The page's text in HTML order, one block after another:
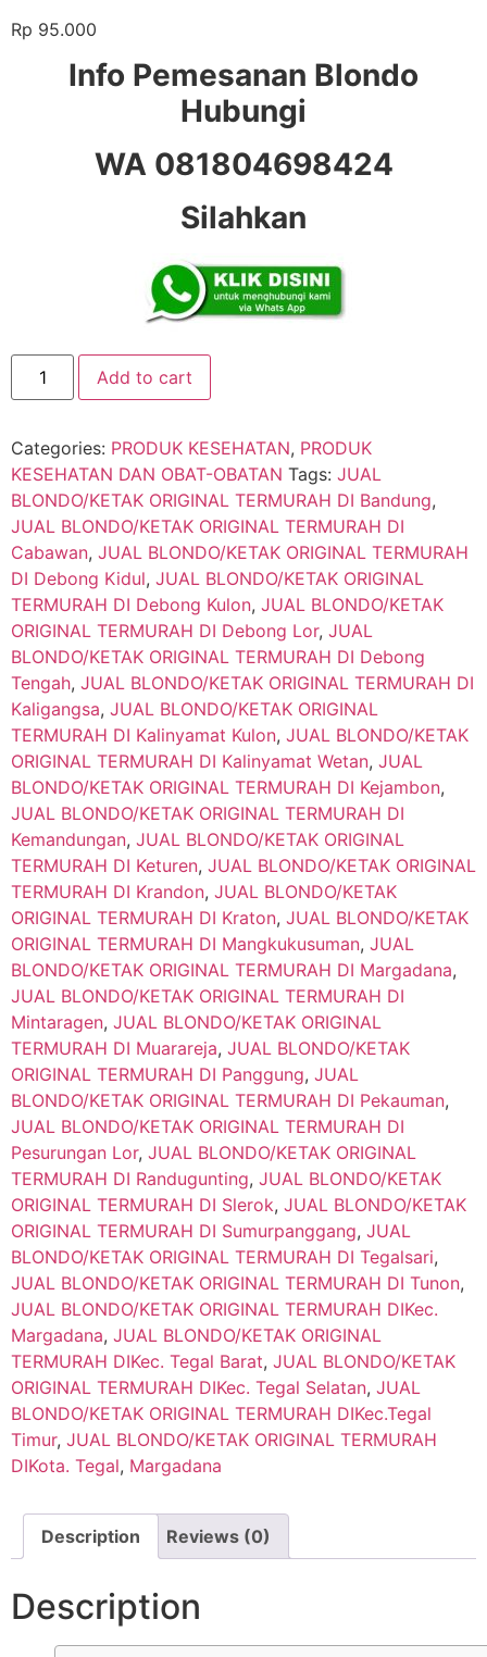
Rp 95.000
Info Pemesanan Blondo
Hubungi
WA 081804698424
Silahkan
Add to cart
Categories: PRODUK KESEHATAN, PRODUK
KESEHATAN DAN OBAT-OBATAN Tags: JUAL
BLONDO/KETAK ORIGINAL TERMURAH DI Bandung,
JUAL BLONDO/KETAK ORIGINAL TERMURAH DI
Cabawan, JUAL BLONDO/KETAK ORIGINAL TERMURAH
DI Debong Kidul, JUAL BLONDO/KETAK ORIGINAL
TERMURAH DI Debong Kulon, JUAL BLONDO/KETAK
ORIGINAL TERMURAH DI Debong Lor, JUAL
BLONDO/KETAK ORIGINAL TERMURAH DI Debong
Tengah, JUAL BLONDO/KETAK ORIGINAL TERMURAH DI
Kaligangsa, JUAL BLONDO/KETAK ORIGINAL
TERMURAH DI Kalinyamat Kulon, JUAL BLONDO/KETAK
ORIGINAL TERMURAH DI Kalinyamat Wetan, JUAL
BLONDO/KETAK ORIGINAL TERMURAH DI Kejambon,
JUAL BLONDO/KETAK ORIGINAL TERMURAH DI
Kemandungan, JUAL BLONDO/KETAK ORIGINAL
TERMURAH DI Keturen, JUAL BLONDO/KETAK ORIGINAL
TERMURAH DI Krandon, JUAL BLONDO/KETAK
ORIGINAL TERMURAH DI Kraton, JUAL BLONDO/KETAK
ORIGINAL TERMURAH DI Mangkukusuman, JUAL
BLONDO/KETAK ORIGINAL TERMURAH DI Margadana,
JUAL BLONDO/KETAK ORIGINAL TERMURAH DI
Mintaragen, JUAL BLONDO/KETAK ORIGINAL
TERMURAH DI Muarareja, JUAL BLONDO/KETAK
ORIGINAL TERMURAH DI Panggung, JUAL
BLONDO/KETAK ORIGINAL TERMURAH DI Pekauman,
JUAL BLONDO/KETAK ORIGINAL TERMURAH DI
Pesurungan Lor, JUAL BLONDO/KETAK ORIGINAL
TERMURAH DI Randugunting, JUAL BLONDO/KETAK
ORIGINAL TERMURAH DI Slerok, JUAL BLONDO/KETAK
ORIGINAL TERMURAH DI Sumurpanggang, JUAL
BLONDO/KETAK ORIGINAL TERMURAH DI Tegalsari,
JUAL BLONDO/KETAK ORIGINAL TERMURAH DI Tunon,
JUAL BLONDO/KETAK ORIGINAL TERMURAH DIKec.
Margadana, JUAL BLONDO/KETAK ORIGINAL
TERMURAH DIKec. Tegal Barat, JUAL BLONDO/KETAK
ORIGINAL TERMURAH DIKec. Tegal Selatan, JUAL
BLONDO/KETAK ORIGINAL TERMURAH DIKec.Tegal
Timur, JUAL BLONDO/KETAK ORIGINAL TERMURAH
DIKota. Tegal, Margadana
Description Reviews (0)
Description